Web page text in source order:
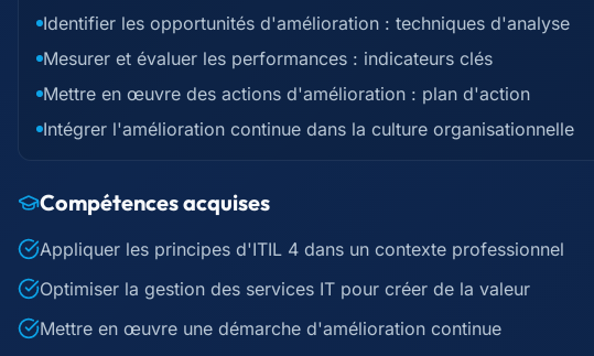
Identifier les opportunités d'amélioration : techniques d'analyse
Mesurer et évaluer les performances : indicateurs clés
Mettre en œuvre des actions d'amélioration : plan d'action
Intégrer l'amélioration continue dans la culture organisationnelle
Compétences acquises
Appliquer les principes d'ITIL 4 dans un contexte professionnel
Optimiser la gestion des services IT pour créer de la valeur
Mettre en œuvre une démarche d'amélioration continue